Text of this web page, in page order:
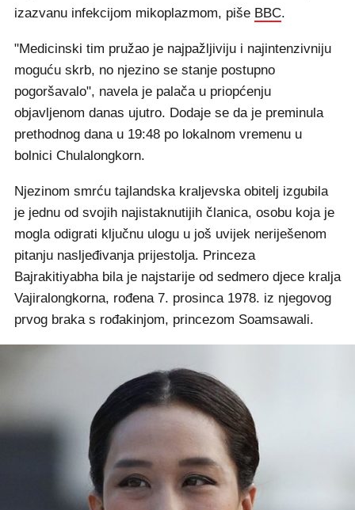
izazvanu infekcijom mikoplazmom, piše BBC.
"Medicinski tim pružao je najpažljiviju i najintenzivniju
moguću skrb, no njezino se stanje postupno
pogoršavalo", navela je palača u priopćenju
objavljenom danas ujutro. Dodaje se da je preminula
prethodnog dana u 19:48 po lokalnom vremenu u
bolnici Chulalongkorn.
Njezinom smrću tajlandska kraljevska obitelj izgubila
je jednu od svojih najistaknutijih članica, osobu koja je
mogla odigrati ključnu ulogu u još uvijek neriješenom
pitanju nasljeđivanja prijestolja. Princeza
Bajrakitiyabha bila je najstarije od sedmero djece kralja
Vajiralongkorna, rođena 7. prosinca 1978. iz njegovog
prvog braka s rođakinjom, princezom Soamsawali.